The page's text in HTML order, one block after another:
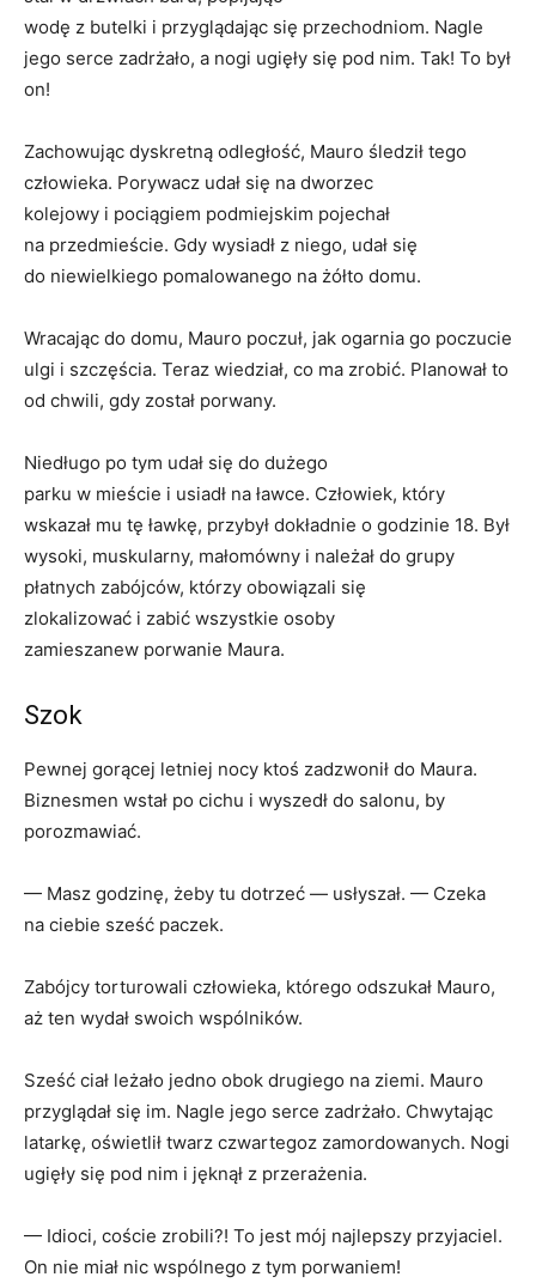
wodę z butelki i przyglądając się przechodniom. Nagle
jego serce zadrżało, a nogi ugięły się pod nim. Tak! To był
on!
Zachowując dyskretną odległość, Mauro śledził tego
człowieka. Porywacz udał się na dworzec
kolejowy i pociągiem podmiejskim pojechał
na przedmieście. Gdy wysiadł z niego, udał się
do niewielkiego pomalowanego na żółto domu.
Wracając do domu, Mauro poczuł, jak ogarnia go poczucie
ulgi i szczęścia. Teraz wiedział, co ma zrobić. Planował to
od chwili, gdy został porwany.
Niedługo po tym udał się do dużego
parku w mieście i usiadł na ławce. Człowiek, który
wskazał mu tę ławkę, przybył dokładnie o godzinie 18. Był
wysoki, muskularny, małomówny i należał do grupy
płatnych zabójców, którzy obowiązali się
zlokalizować i zabić wszystkie osoby
zamieszanew porwanie Maura.
Szok
Pewnej gorącej letniej nocy ktoś zadzwonił do Maura.
Biznesmen wstał po cichu i wyszedł do salonu, by
porozmawiać.
— Masz godzinę, żeby tu dotrzeć — usłyszał. — Czeka
na ciebie sześć paczek.
Zabójcy torturowali człowieka, którego odszukał Mauro,
aż ten wydał swoich wspólników.
Sześć ciał leżało jedno obok drugiego na ziemi. Mauro
przyglądał się im. Nagle jego serce zadrżało. Chwytając
latarkę, oświetlił twarz czwartegoz zamordowanych. Nogi
ugięły się pod nim i jęknął z przerażenia.
— Idioci, coście zrobili?! To jest mój najlepszy przyjaciel.
On nie miał nic wspólnego z tym porwaniem!